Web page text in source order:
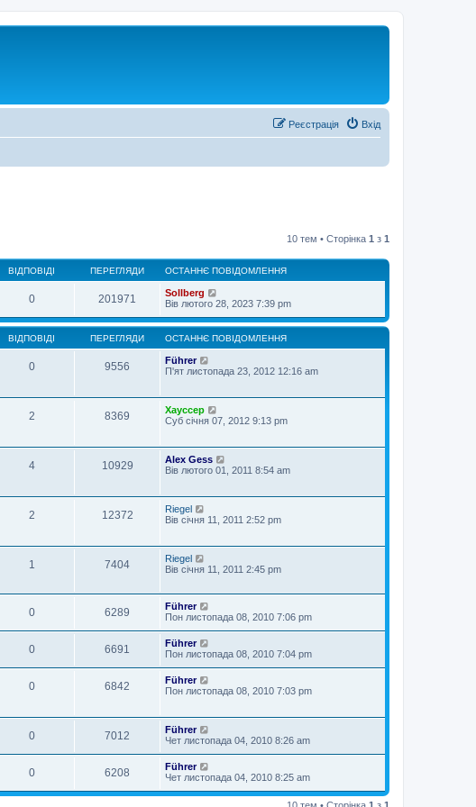
Вхід
Реєстрація
10 тем • Сторінка 1 з 1
ВІДПОВІДІ ПЕРЕГЛЯДИ ОСТАННЄ ПОВІДОМЛЕННЯ
0 201971
Sollberg
Вів лютого 28, 2023 7:39 pm
ВІДПОВІДІ ПЕРЕГЛЯДИ ОСТАННЄ ПОВІДОМЛЕННЯ
0 9556
Führer
П'ят листопада 23, 2012 12:16 am
2 8369
Хауссер
Суб січня 07, 2012 9:13 pm
4 10929
Alex Gess
Вів лютого 01, 2011 8:54 am
2 12372
Riegel
Вів січня 11, 2011 2:52 pm
1 7404
Riegel
Вів січня 11, 2011 2:45 pm
0 6289
Führer
Пон листопада 08, 2010 7:06 pm
0 6691
Führer
Пон листопада 08, 2010 7:04 pm
0 6842
Führer
Пон листопада 08, 2010 7:03 pm
0 7012
Führer
Чет листопада 04, 2010 8:26 am
0 6208
Führer
Чет листопада 04, 2010 8:25 am
10 тем • Сторінка 1 з 1